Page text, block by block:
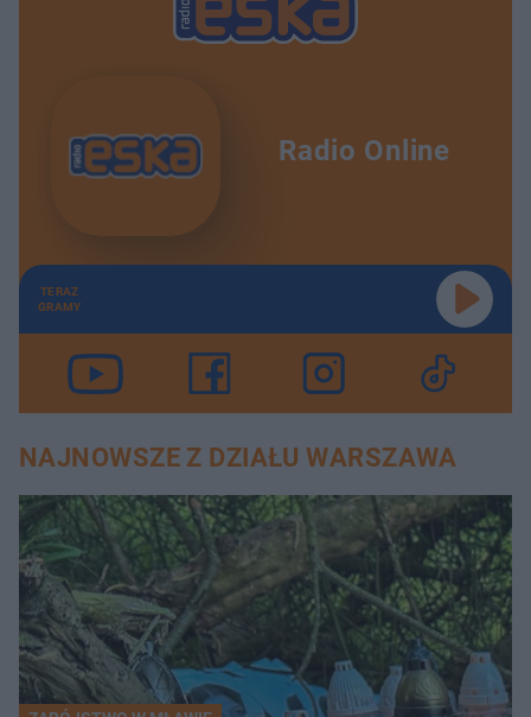
Radio Online
TERAZ
GRAMY
NAJNOWSZE Z DZIAŁU WARSZAWA